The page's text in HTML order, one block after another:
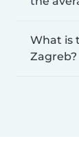
What is
Zagreb?